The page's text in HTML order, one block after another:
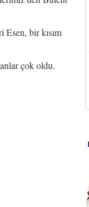
Esen, bir kısım
çok oldu.